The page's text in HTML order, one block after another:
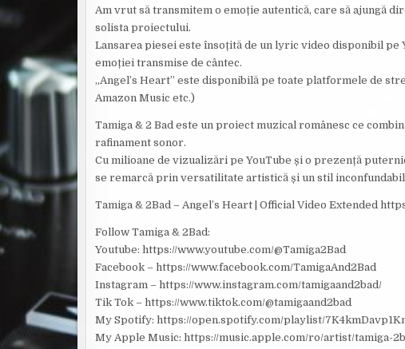
Am vrut să transmitem o emoție autentică, care să ajungă
solista proiectului.
Lansarea piesei este însoțită de un lyric video disponibil
emoției transmise de cântec.
„Angel’s Heart” este disponibilă pe toate platformele de
Amazon Music etc.)
Tamiga & 2 Bad este un proiect muzical românesc ce
rafinament sonor.
Cu milioane de vizualizări pe YouTube și o prezență
se remarcă prin versatilitate artistică și un stil
Tamiga & 2Bad – Angel’s Heart | Official Video Extended
Follow Tamiga & 2Bad:
Youtube: https://www.youtube.com/@Tamiga2Bad
Facebook – https://www.facebook.com/TamigaAnd2Bad
Instagram – https://www.instagram.com/tamigaand2bad/
Tik Tok – https://www.tiktok.com/@tamigaand2bad
My Spotify: https://open.spotify.com/playlist/
My Apple Music: https://music.apple.com/ro/artist/tamiga-